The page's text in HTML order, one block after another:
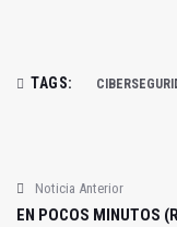
TAGS:
Noticia Anterior
EN POCOS MINUTOS